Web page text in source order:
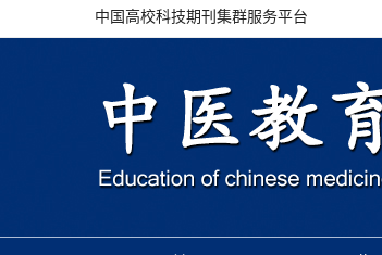
中国高校科技期刊集群服务平台